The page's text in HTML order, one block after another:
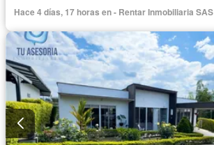
Hace 4 días, 17 horas en - Rentar Inmobiliaria SAS